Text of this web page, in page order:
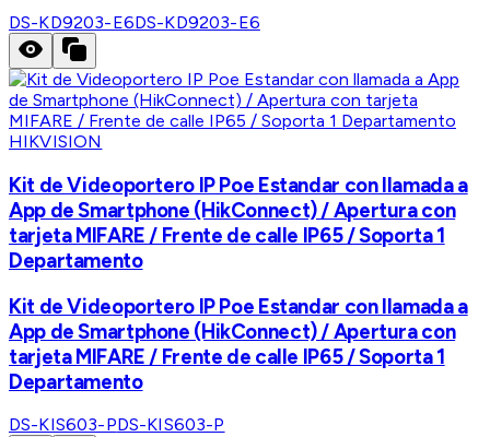
DS-KD9203-E6DS-KD9203-E6
HIKVISION
Kit de Videoportero IP Poe Estandar con llamada a
App de Smartphone (HikConnect) / Apertura con
tarjeta MIFARE / Frente de calle IP65 / Soporta 1
Departamento
Kit de Videoportero IP Poe Estandar con llamada a
App de Smartphone (HikConnect) / Apertura con
tarjeta MIFARE / Frente de calle IP65 / Soporta 1
Departamento
DS-KIS603-PDS-KIS603-P